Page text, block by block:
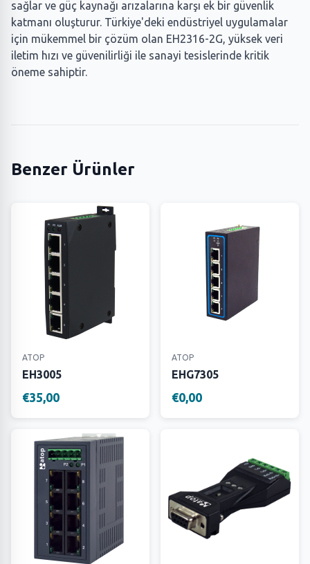
sağlar ve güç kaynağı arızalarına karşı ek bir güvenlik
katmanı oluşturur. Türkiye'deki endüstriyel uygulamalar
için mükemmel bir çözüm olan EH2316-2G, yüksek veri
iletim hızı ve güvenilirliği ile sanayi tesislerinde kritik
öneme sahiptir.
Benzer Ürünler
ATOP
EH3005
€35,00
ATOP
EHG7305
€0,00